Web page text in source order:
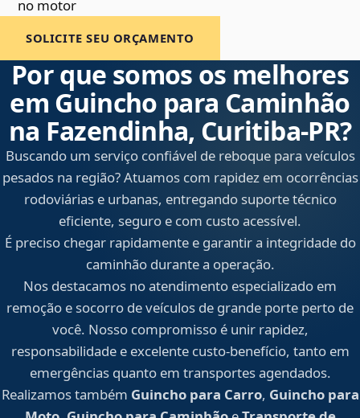
no motor
SOLICITE SEU ORÇAMENTO
Por que somos os melhores
em Guincho para Caminhão
na Fazendinha, Curitiba‑PR?
Buscando um serviço confiável de reboque para veículos
pesados na região? Atuamos com rapidez em ocorrências
rodoviárias e urbanas, entregando suporte técnico
eficiente, seguro e com custo acessível.
É preciso chegar rapidamente e garantir a integridade do
caminhão durante a operação.
Nos destacamos no atendimento especializado em
remoção e socorro de veículos de grande porte perto de
você. Nosso compromisso é unir rapidez,
responsabilidade e excelente custo-benefício, tanto em
emergências quanto em transportes agendados.
Realizamos também Guincho para Carro, Guincho para